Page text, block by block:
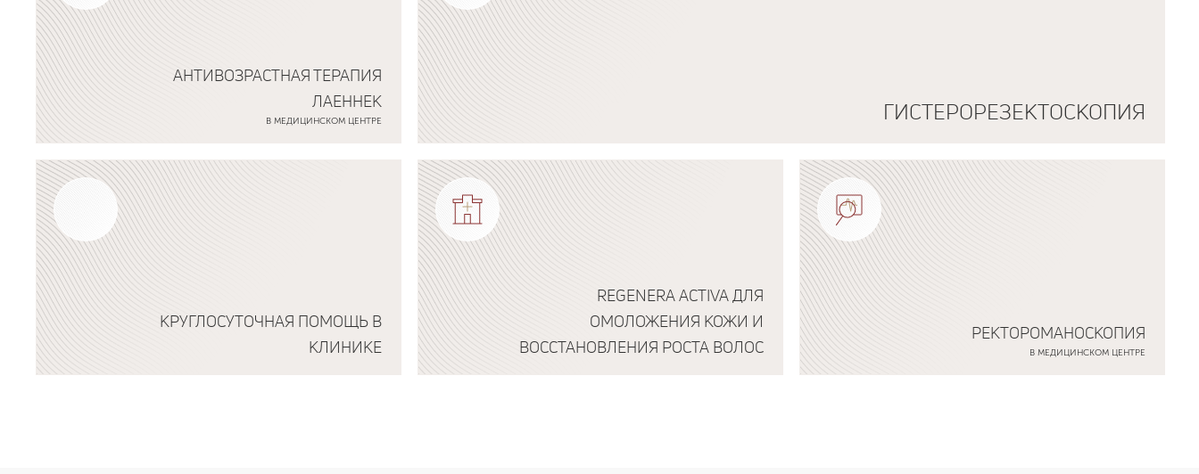
АНТИВОЗРАСТНАЯ ТЕРАПИЯ
ЛАЕННЕК
В МЕДИЦИНСКОМ ЦЕНТРЕ
Подробнее о программе
ГИСТЕРОРЕЗЕКТОСКОПИЯ
Подробнее о программе
КРУГЛОСУТОЧНАЯ ПОМОЩЬ В
КЛИНИКЕ
REGENERA ACTIVA ДЛЯ
ОМОЛОЖЕНИЯ КОЖИ И
ВОССТАНОВЛЕНИЯ РОСТА ВОЛОС
РЕКТОРОМАНОСКОПИЯ
В МЕДИЦИНСКОМ ЦЕНТРЕ